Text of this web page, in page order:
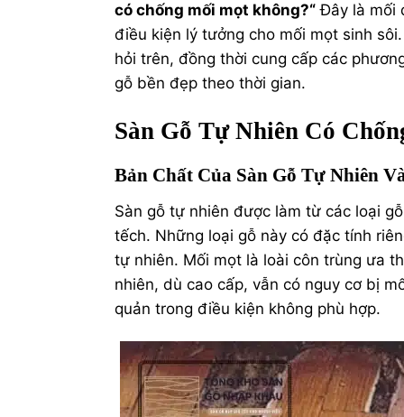
có chống mối mọt không?“ Đây là mối
điều kiện lý tưởng cho mối mọt sinh
hỏi trên, đồng thời cung cấp các
gỗ bền đẹp theo thời gian.
Sàn Gỗ Tự Nhiên Có
Bản Chất Của Sàn Gỗ Tự Nhiên
Sàn gỗ tự nhiên được làm từ các loại
tếch. Những loại gỗ này có đặc tính
tự nhiên. Mối mọt là loài côn trùng ưa
nhiên, dù cao cấp, vẫn có nguy cơ bị
quản trong điều kiện không phù hợp.